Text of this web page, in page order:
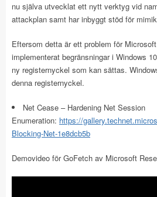
nu själva utvecklat ett nytt verktyg vid
attackplan samt har inbyggt stöd för
Eftersom detta är ett problem för
implementerat begränsningar i Windows
ny registernyckel som kan sättas.
denna registernyckel.
Net Cease – Hardening Net Session
Enumeration: https://
Blocking-Net-1e8dcb5b
Demovideo för GoFetch av Microsoft